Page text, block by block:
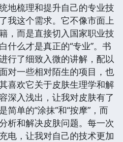
地梳理和提升自己的专业技
我这个需求。它不像市面上
，而是直接切入国家职业技
什么才是真正的“专业”。书
行了细致入微的讲解，配以
对一些相对陌生的项目，也
喜欢它关于皮肤生理学和解
深入浅出，让我对皮肤有了
单的“涂抹”和“按摩”，而
析和解决皮肤问题。每一次
电，让我对自己的技术更加